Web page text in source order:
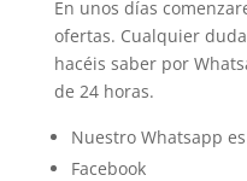
En unos días
ofertas. Cualquier
hacéis saber por
de 24 horas.
Nuestro Whatsapp es
Facebook